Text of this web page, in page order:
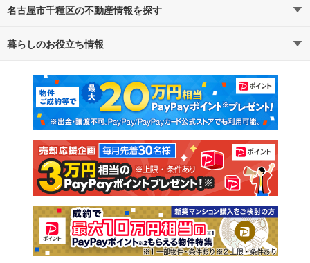
路線・駅から探す
通勤・通学時間から探す
名古屋市千種区の不動産情報を探す
不動産・住宅
新築マンション 中古マンション
新築一戸建て 中古一戸建て
注文住宅 土地
売却査定
暮らしのお役立ち情報
マンションカタログ 教えて！住まいの先生